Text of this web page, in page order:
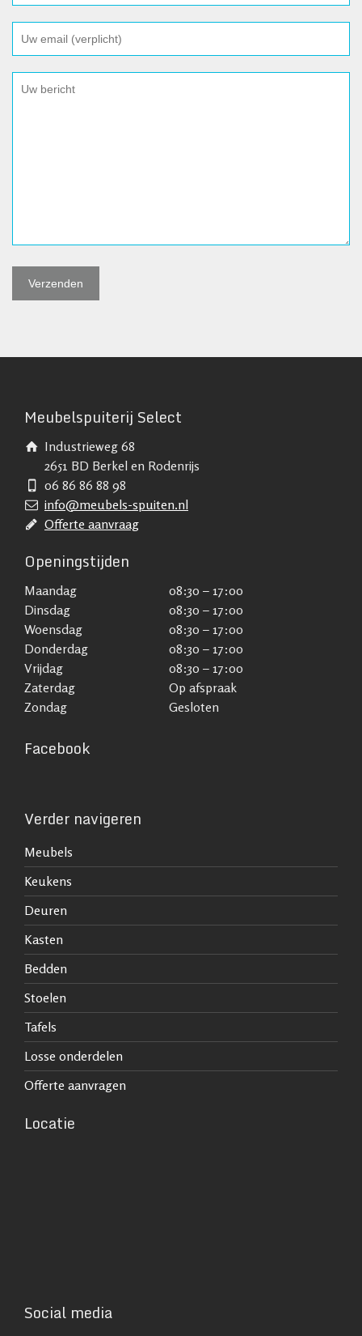
Meubelspuiterij Select
Industrieweg 68
2651 BD Berkel en Rodenrijs
06 86 86 88 98
info@meubels-spuiten.nl
Offerte aanvraag
Openingstijden
Maandag
08:30 – 17:00
Dinsdag
08:30 – 17:00
Woensdag
08:30 – 17:00
Donderdag
08:30 – 17:00
Vrijdag
08:30 – 17:00
Zaterdag
Op afspraak
Zondag
Gesloten
Facebook
Verder navigeren
Meubels
Keukens
Deuren
Kasten
Bedden
Stoelen
Tafels
Losse onderdelen
Offerte aanvragen
Locatie
Social media